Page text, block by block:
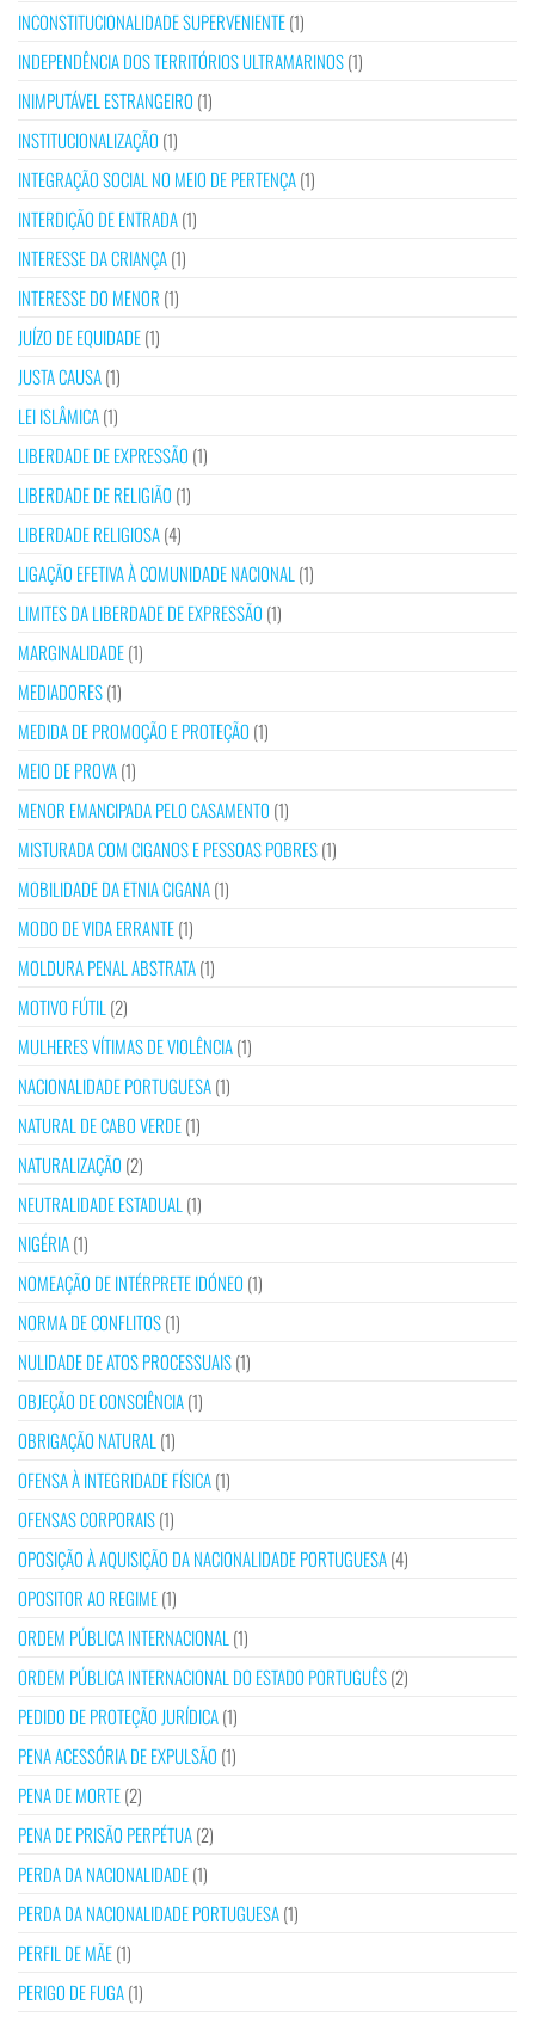
INCONSTITUCIONALIDADE SUPERVENIENTE(1)
INDEPENDÊNCIA DOS TERRITÓRIOS ULTRAMARINOS(1)
INIMPUTÁVEL ESTRANGEIRO (1)
INSTITUCIONALIZAÇÃO (1)
INTEGRAÇÃO SOCIAL NO MEIO DE PERTENÇA(1)
INTERDIÇÃO DE ENTRADA(1)
INTERESSE DA CRIANÇA(1)
INTERESSE DO MENOR (1)
JUÍZO DE EQUIDADE(1)
JUSTA CAUSA(1)
LEI ISLÂMICA(1)
LIBERDADE DE EXPRESSÃO (1)
LIBERDADE DE RELIGIÃO (1)
LIBERDADE RELIGIOSA(4)
LIGAÇÃO EFETIVA À COMUNIDADE NACIONAL (1)
LIMITES DA LIBERDADE DE EXPRESSÃO (1)
MARGINALIDADE(1)
MEDIADORES(1)
MEDIDA DE PROMOÇÃO E PROTEÇÃO (1)
MEIO DE PROVA(1)
MENOR EMANCIPADA PELO CASAMENTO (1)
MISTURADA COM CIGANOS E PESSOAS POBRES(1)
MOBILIDADE DA ETNIA CIGANA(1)
MODO DE VIDA ERRANTE(1)
MOLDURA PENAL ABSTRATA(1)
MOTIVO FÚTIL (2)
MULHERES VÍTIMAS DE VIOLÊNCIA(1)
NACIONALIDADE PORTUGUESA(1)
NATURAL DE CABO VERDE(1)
NATURALIZAÇÃO (2)
NEUTRALIDADE ESTADUAL (1)
NIGÉRIA(1)
NOMEAÇÃO DE INTÉRPRETE IDÓNEO (1)
NORMA DE CONFLITOS(1)
NULIDADE DE ATOS PROCESSUAIS(1)
OBJEÇÃO DE CONSCIÊNCIA(1)
OBRIGAÇÃO NATURAL (1)
OFENSA À INTEGRIDADE FÍSICA(1)
OFENSAS CORPORAIS(1)
OPOSIÇÃO À AQUISIÇÃO DA NACIONALIDADE PORTUGUESA(4)
OPOSITOR AO REGIME(1)
ORDEM PÚBLICA INTERNACIONAL (1)
ORDEM PÚBLICA INTERNACIONAL DO ESTADO PORTUGUÊS(2)
PEDIDO DE PROTEÇÃO JURÍDICA(1)
PENA ACESSÓRIA DE EXPULSÃO (1)
PENA DE MORTE(2)
PENA DE PRISÃO PERPÉTUA(2)
PERDA DA NACIONALIDADE(1)
PERDA DA NACIONALIDADE PORTUGUESA(1)
PERFIL DE MÃE(1)
PERIGO DE FUGA(1)